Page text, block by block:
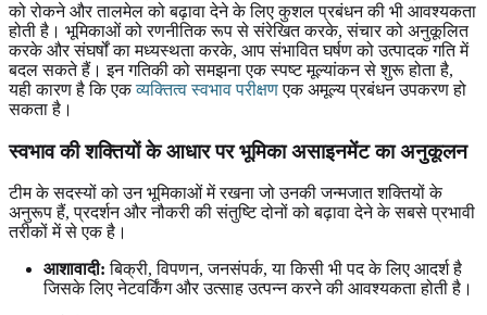
को रोकने और तालमेल को बढ़ावा देने के लिए कुशल प्रबंधन की भी आवश्यकता
होती है। भूमिकाओं को रणनीतिक रूप से संरेखित करके, संचार को अनुकूलित
करके और संघर्षों का मध्यस्थता करके, आप संभावित घर्षण को उत्पादक गति में
बदल सकते हैं। इन गतिकी को समझना एक स्पष्ट मूल्यांकन से शुरू होता है,
यही कारण है कि एकव्यक्तित्व स्वभाव परीक्षणएक अमूल्य प्रबंधन उपकरण हो
सकता है।
स्वभाव की शक्तियों के आधार पर भूमिका असाइनमेंट का अनुकूलन
टीम के सदस्यों को उन भूमिकाओं में रखना जो उनकी जन्मजात शक्तियों के
अनुरूप हैं, प्रदर्शन और नौकरी की संतुष्टि दोनों को बढ़ावा देने के सबसे प्रभावी
तरीकों में से एक है।
आशावादी: बिक्री, विपणन, जनसंपर्क, या किसी भी पद के लिए आदर्श है
जिसके लिए नेटवर्किंग और उत्साह उत्पन्न करने की आवश्यकता होती है।